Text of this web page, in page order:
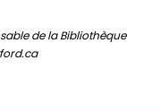
de la Bibliothèque